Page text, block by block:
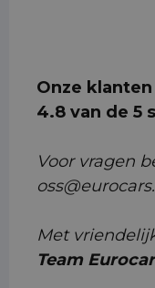
Onze
4.8 van de 5
Voor vragen
Met
Team